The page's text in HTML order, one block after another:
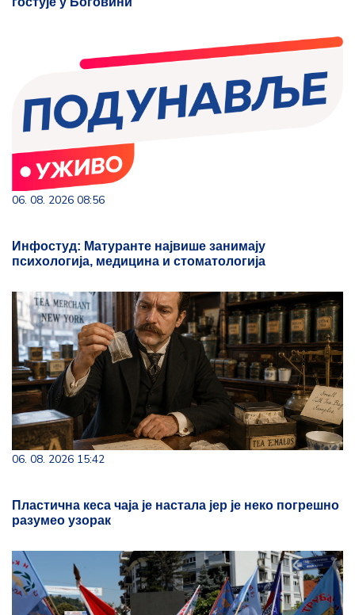
06. 08. 2026 08:56
Инфостуд: Матуранте највише занимају
психологија, медицина и стоматологија
06. 08. 2026 15:42
Пластична кеса чаја је настала јер је неко погрешно
разумео узорак